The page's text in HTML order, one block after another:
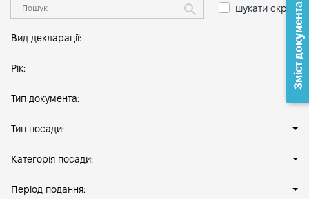
шукати скрізь
Вид декларації:
Рік:
Тип документа:
Тип посади:
Категорія посади:
Період подання:
Зміст документа